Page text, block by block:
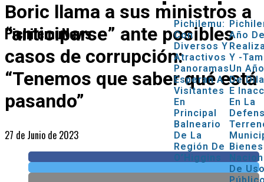
PichilemuNews
Pichilemu:
Con
Diversos Y
Atractivos
Panoramas
Esperan A
Visitantes
En
Principal
Balneario
De La
Región De
O’Higgins
Año
Y -
Un
De
E
En La
Bienes
De
Boric llama a sus ministros a
“anticiparse” ante posibles
casos de corrupción:
“Tenemos que saber qué está
pasando”
27 de Junio de 2023